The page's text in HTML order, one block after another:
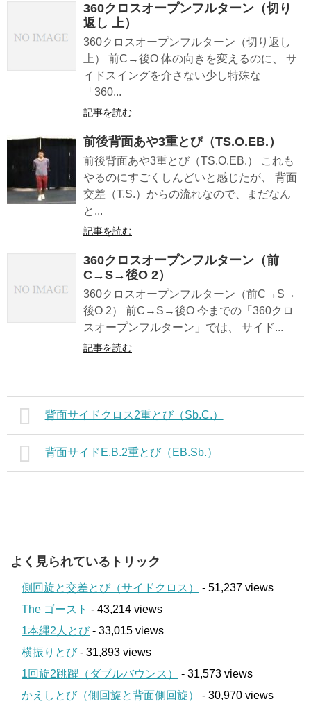
360クロスオープンフルターン（切り
返し 上）
360クロスオープンフルターン（切り返し
上） 前C→後O 体の向きを変えるのに、 サ
イドスイングを介さない少し特殊な
「360...
記事を読む
前後背面あや3重とび（TS.O.EB.）
前後背面あや3重とび（TS.O.EB.） これも
やるのにすごくしんどいと感じたが、 背面
交差（T.S.）からの流れなので、まだなん
と...
記事を読む
360クロスオープンフルターン（前
C→S→後O 2）
360クロスオープンフルターン（前C→S→
後O 2） 前C→S→後O 今までの「360クロ
スオープンフルターン」では、 サイド...
記事を読む
背面サイドクロス2重とび（Sb.C.）
背面サイドE.B.2重とび（EB.Sb.）
よく見られているトリック
側回旋と交差とび（サイドクロス）
- 51,237 views
The ゴースト - 43,214 views
1本縄2人とび- 33,015 views
横振りとび- 31,893 views
1回旋2跳躍（ダブルバウンス）
- 31,573 views
かえしとび（側回旋と背面側回旋）
- 30,970 views